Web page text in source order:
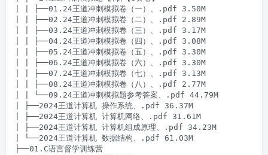
| | ├──01.24王道冲刺模拟卷（一）、.pdf 3.50M
| | ├──02.24王道冲刺模拟卷（二）、.pdf 2.89M
| | ├──03.24王道冲刺模拟卷（三）、.pdf 3.17M
| | ├──04.24王道冲刺模拟卷（四）、.pdf 3.08M
| | ├──05.24王道冲刺模拟卷（五）、.pdf 3.30M
| | ├──06.24王道冲刺模拟卷（六）、.pdf 3.30M
| | ├──07.24王道冲刺模拟卷（七）、.pdf 3.13M
| | ├──08.24王道冲刺模拟卷（八）、.pdf 2.77M
| | └──09.24王道冲刺模拟题参考答案、.pdf 44.79M
| ├──2024王道计算机 操作系统、.pdf 36.37M
| ├──2024王道计算机 计算机网络、.pdf 31.61M
| ├──2024王道计算机 计算机组成原理、.pdf 34.23M
| └──2024王道计算机 数据结构、.pdf 61.03M
├──01.C语言督学训练营